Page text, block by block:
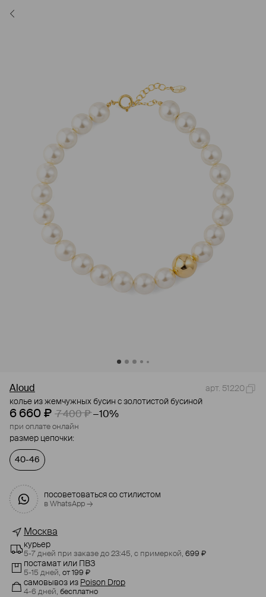
Aloud
арт. 51220
колье из жемчужных бусин с золотистой бусиной
6 660 ₽ 7 400 ₽ −10%
при оплате онлайн
размер цепочки:
40-46
посоветоваться со стилистом
в WhatsApp →
Москва
курьер
5-7 дней при заказе до 23:45, с примеркой, 699 ₽
постамат или ПВЗ
5-15 дней, от 199 ₽
самовывоз из Poison Drop
4-6 дней, бесплатно